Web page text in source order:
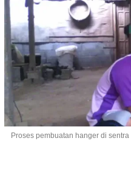
Proses pembuatan hanger di